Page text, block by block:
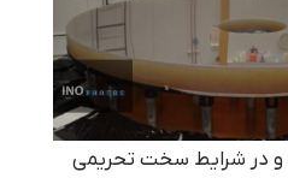
و در شرایط سخت تحریمی